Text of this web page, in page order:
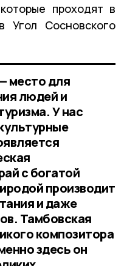
проходят в
Угол Сосновского
место для
людей и
У нас
с богатой
производит
и даже
Тамбовская
композитора
здесь он